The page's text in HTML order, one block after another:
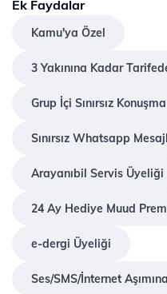
Ek Faydalar
Kamu'ya Özel
3 Yakınına Kadar
Grup İçi Sınırsız Konuşma
Sınırsız Whatsapp
Arayanıbil Servis Üyeliği
24 Ay Hediye Muud
e-dergi Üyeliği
Ses/SMS/İnternet